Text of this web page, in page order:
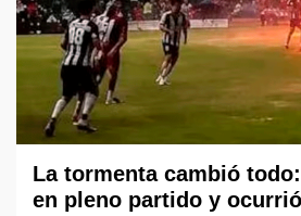
La tormenta cambió
en pleno partido y